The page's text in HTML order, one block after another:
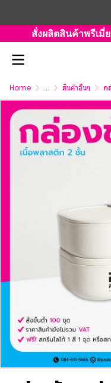
สั่งผลิตสินค้าพรีเมี่
Home ... สินค้าอื่นๆ ก